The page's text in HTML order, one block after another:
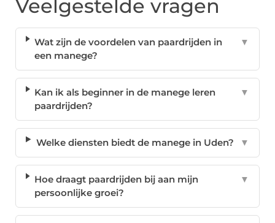
Veelgestelde vragen
Wat zijn de voordelen van paardrijden in
een manege?
▼
Kan ik als beginner in de manege leren
paardrijden?
▼
Welke diensten biedt de manege in Uden? ▼
Hoe draagt paardrijden bij aan mijn
persoonlijke groei?
▼